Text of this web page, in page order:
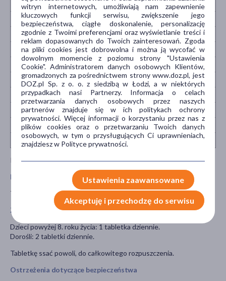
Niacyna
12 mg 75% 24 mg
150%
Witamina B6
1 mg 71% 2 mg
143%
Kwas foliowy
200 µg 100% 400 µg
200%
Witamina B12
1,3 µg 52% 2,6 µg
104%
Biotyn
50 µg 100% 100 µg
200%
Kwas pantotenowy
4 mg 67% 8 mg
133%
Magnez
60 mg 16% 120 mg
32%
Żelazo
4,2 mg 30% 8,4 mg
60%
Cynk
5 mg 50% 10 mg
100%
Jod
45 µg 30% 90 µg 60%
Referencyjna Wartość Spożycia.
Masa netto
78 g
Zalecane dzienne spożycie
Dzieci powyżej 8. roku życia: 1 tabletka dziennie.
Dorośli: 2 tabletki dziennie.
Tabletkę ssać powoli, do całkowitego rozpuszczenia.
Ostrzeżenia dotyczące bezpieczeństwa
witryn internetowych, umożliwiają nam zapewnienie
kluczowych funkcji serwisu, zwiększenie jego
bezpieczeństwa, ciągłe doskonalenie, personalizację
zgodnie z Twoimi preferencjami oraz wyświetlanie treści i
reklam dopasowanych do Twoich zainteresowań. Zgoda
na pliki cookies jest dobrowolna i można ją wycofać w
dowolnym momencie z poziomu strony "Ustawienia
Cookie". Administratorem danych osobowych Klientów,
gromadzonych za pośrednictwem strony www.doz.pl, jest
DOZ.pl Sp. z o. o. z siedzibą w Łodzi, a w niektórych
przypadkach nasi Partnerzy. Informacja o celach
przetwarzania danych osobowych przez naszych
partnerów znajduje się w ich politykach ochrony
prywatności. Więcej informacji o korzystaniu przez nas z
plików cookies oraz o przetwarzaniu Twoich danych
osobowych, w tym o przysługujących Ci uprawnieniach,
znajdziesz w Polityce prywatności.
Ustawienia zaawansowane
Akceptuję i przechodzę do serwisu